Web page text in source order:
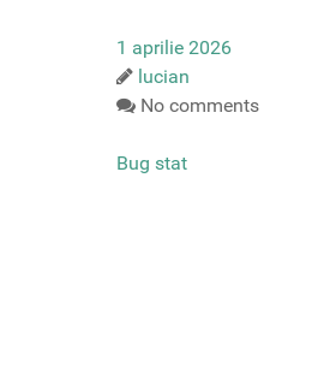
1 aprilie 2026
lucian
No comments
Bug stat